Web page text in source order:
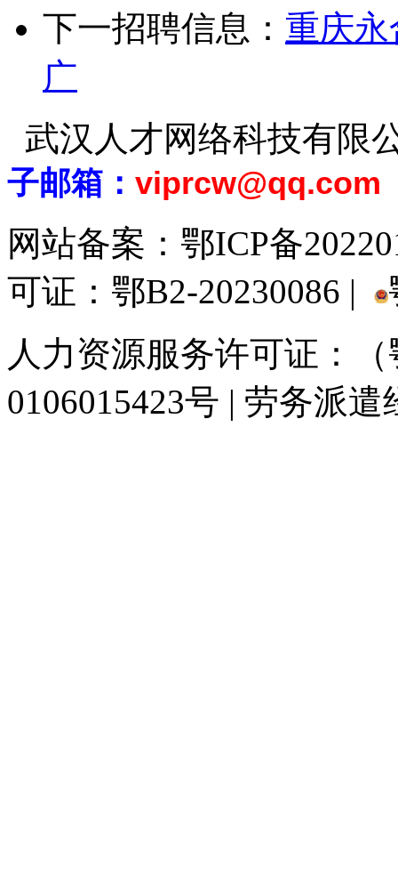
下一招聘信息： 重庆
广
武汉人才网络科技有限
子邮箱： viprcw@qq.com
网站备案： 鄂ICP备
可证：鄂B2-20230086 |
人力资源服务许可证：
0106015423号 | 劳务派